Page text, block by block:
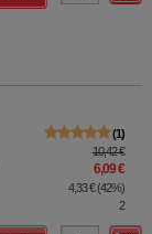
1
10,42 €
6,09 €
4,33 €(42%)
2